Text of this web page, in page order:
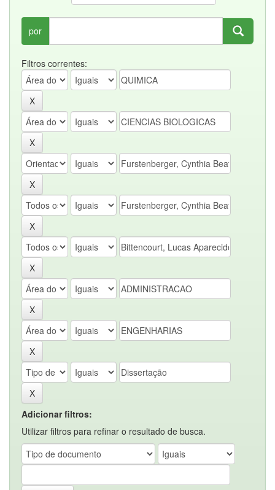
por
Filtros correntes:
Adicionar filtros:
Utilizar filtros para refinar o resultado de busca.